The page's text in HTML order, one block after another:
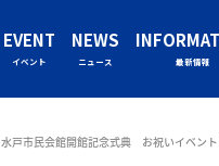
EVENT
イベント
NEWS
ニュース 最新情報
水戸市民会館開館記念式典 お祝いイベン